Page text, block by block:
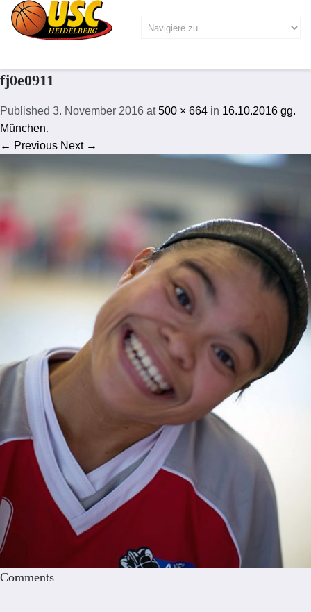
fj0e0911
Published 3. November 2016 at500 × 664 in 16.10.2016 gg.
München.
← Previous Next →
Comments